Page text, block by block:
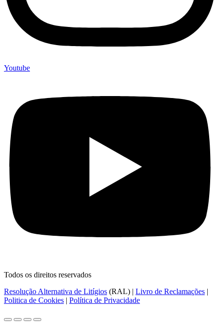
Youtube
Todos os direitos reservados
Resolução Alternativa de Litígios (RAL) | Livro de Reclamações |
Politica de Cookies | Política de Privacidade